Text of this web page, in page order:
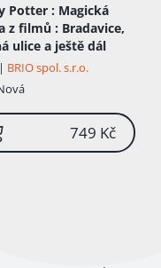
Potter : Magická
z filmů : Bradavice,
ulice a ještě dál
BRIO spol. s.r.o.
749 Kč